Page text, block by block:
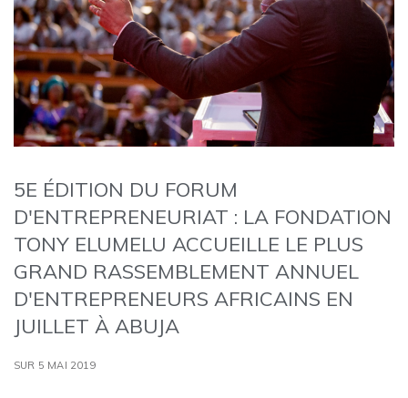
5E ÉDITION DU FORUM
D'ENTREPRENEURIAT : LA FONDATION
TONY ELUMELU ACCUEILLE LE PLUS
GRAND RASSEMBLEMENT ANNUEL
D'ENTREPRENEURS AFRICAINS EN
JUILLET À ABUJA
SUR 5 MAI 2019